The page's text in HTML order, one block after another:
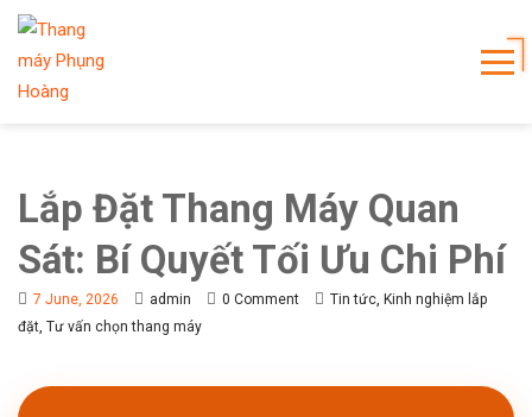
Lắp Đặt Thang Máy Quan
Sát: Bí Quyết Tối Ưu Chi Phí
7 June, 2026 admin 0 Comment Tin tức Kinh nghiệm lắp
đặt Tư vấn chọn thang máy